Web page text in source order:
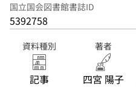
国立国会図書館書誌ID
5392758
資料種別
記事
著者
四宮 陽子